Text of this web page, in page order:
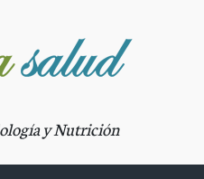
y Nutrición